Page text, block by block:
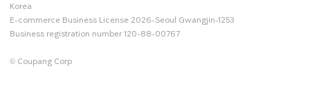
Korea
E-commerce Business License 2026-Seoul Gwangjin-1253
Business registration number 120-88-00767
© Coupang Corp